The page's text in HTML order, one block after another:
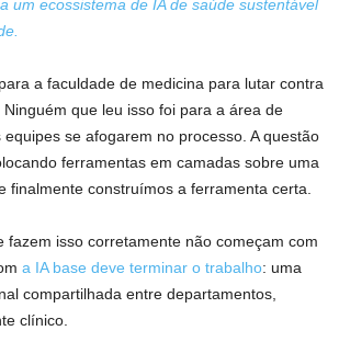
um ecossistema de IA de saúde sustentável
a faculdade de medicina para lutar contra
que leu isso foi para a área de
se afogarem no processo. A questão
ferramentas em camadas sobre uma
finalmente construímos a ferramenta certa.
fazem isso corretamente não começam com
a IA base deve terminar o trabalho: uma
compartilhada entre departamentos,
clínico.